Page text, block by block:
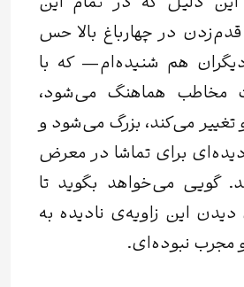
در چهارباغ بالا حس
هم شنیده‌ام— که با
مخاطب هماهنگ می‌شود،
تغییر می‌کند، بزرگ می‌شود و
برای تماشا در معرض
گویی می‌خواهد بگوید تا
این زاویه‌ی نادیده به
مجرب نبوده‌ای.